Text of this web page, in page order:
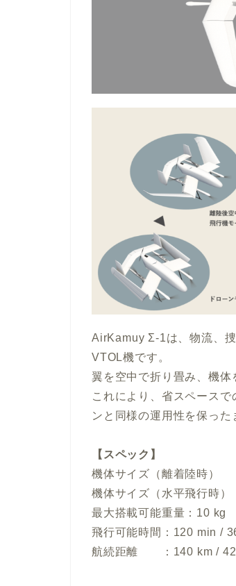
AirKamuy Σ-1は、物流、
VTOL機です。
翼を空中で折り畳み、機体
これにより、省スペース
ンと同様の運用性を保った
【スペック】
機体サイズ（離着陸時）
機体サイズ（水平飛行時
最大搭載可能重量：10 kg
飛行可能時間：120 min /
航続距離 ：140 km /